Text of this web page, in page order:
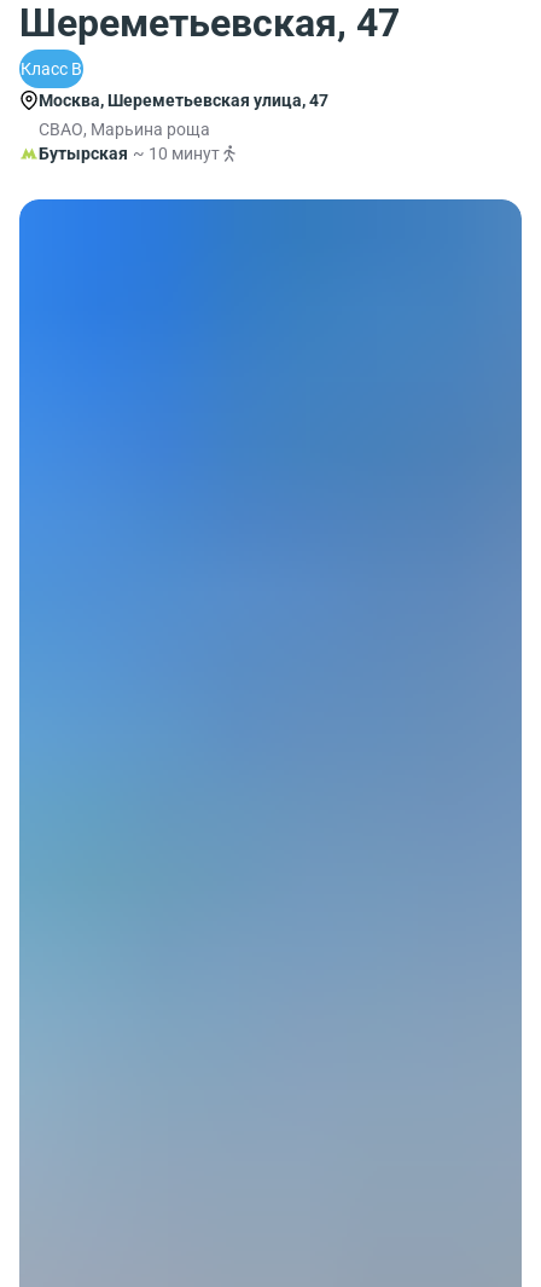
Шереметьевская, 47
Класс B
Москва, Шереметьевская улица, 47
СВАО, Марьина роща
Бутырская ~ 10 минут